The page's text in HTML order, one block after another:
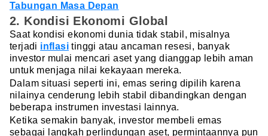
Tabungan Masa Depan
2. Kondisi Ekonomi Global
Saat kondisi ekonomi dunia tidak stabil, misalnya
terjadi inflasi tinggi atau ancaman resesi, banyak
investor mulai mencari aset yang dianggap lebih aman
untuk menjaga nilai kekayaan mereka.
Dalam situasi seperti ini, emas sering dipilih karena
nilainya cenderung lebih stabil dibandingkan dengan
beberapa instrumen investasi lainnya.
Ketika semakin banyak, investor membeli emas
sebagai langkah perlindungan aset, permintaannya pun